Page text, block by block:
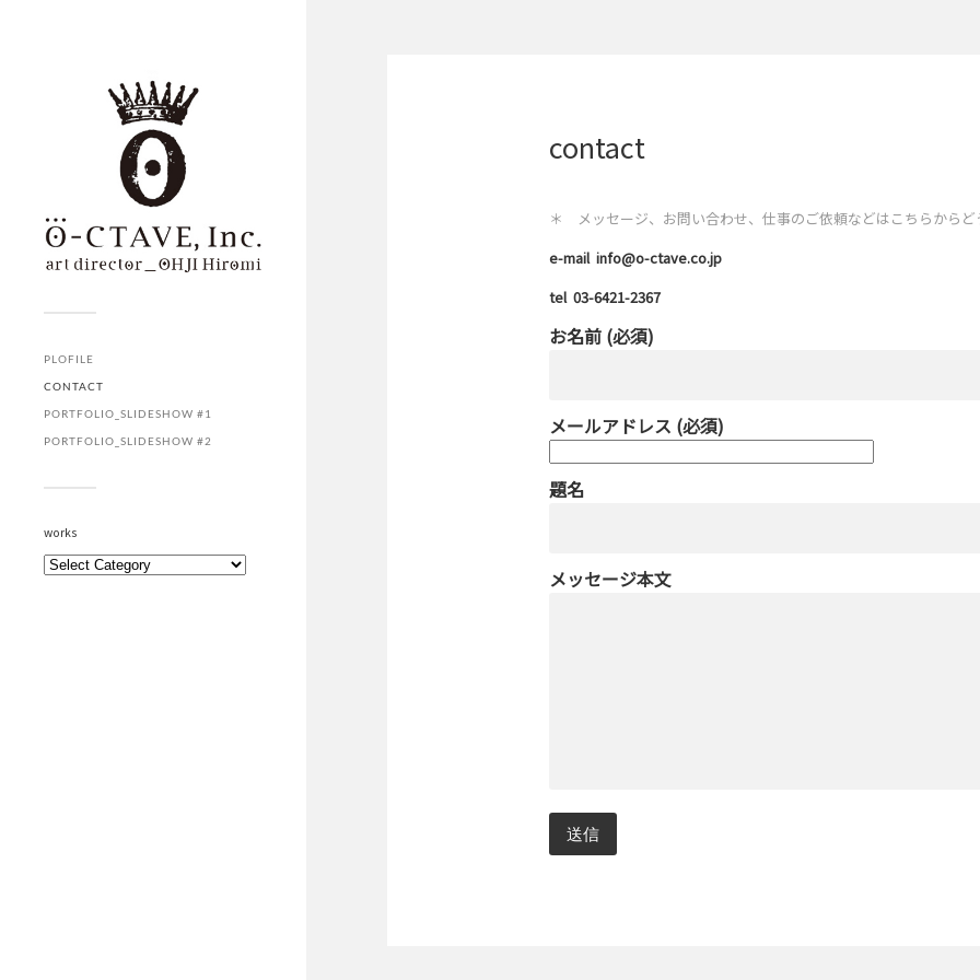
PLOFILE
CONTACT
PORTFOLIO_SLIDESHOW #1
PORTFOLIO_SLIDESHOW #2
works
contact
＊ メッセージ、お問い合わせ、仕事のご依頼などはこちらから
e-mail info@o-ctave.co.jp
tel 03-6421-2367
お名前 (必須)
メールアドレス (必須)
題名
メッセージ本文